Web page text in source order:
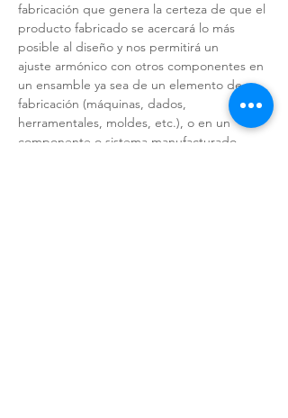
fabricación que genera la certeza de que el
producto fabricado se acercará lo más
posible al diseño y nos permitirá un
ajuste armónico con otros componentes en
un ensamble ya sea de un elemento de
fabricación (máquinas, dados,
herramentales, moldes, etc.), o en un
componente o sistema manufacturado.